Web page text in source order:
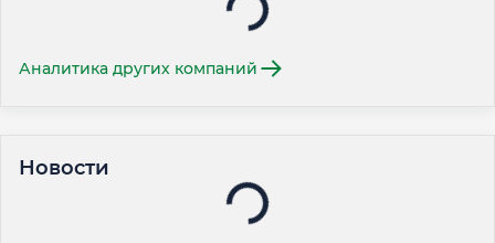
Аналитика других компаний
Новости